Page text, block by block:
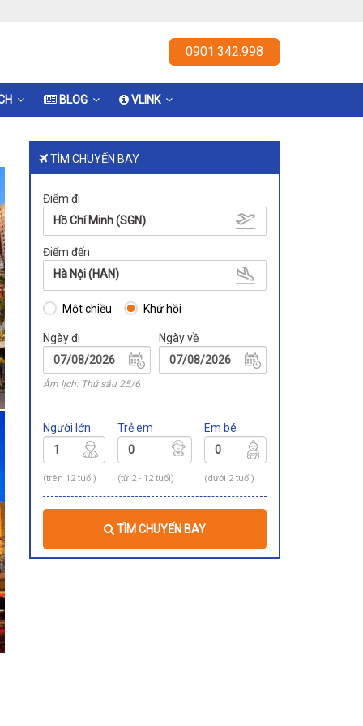
0901.342.998
BLOG VLINK
TÌM CHUYẾN BAY
Điểm đi
Hồ Chí Minh (SGN)
Điểm đến
Hà Nội (HAN)
Một chiều Khứ hồi
Ngày đi
Âm lịch: Thứ sáu 25/6
Ngày về
Người lớn
(trên 12 tuổi)
Trẻ em
(từ 2 - 12 tuổi)
Em bé
(dưới 2 tuổi)
TÌM CHUYẾN BAY